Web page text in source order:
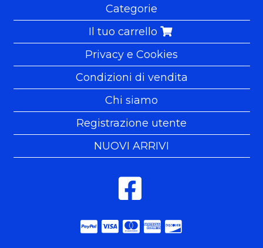
Categorie
Il tuo carrello
Privacy e Cookies
Condizioni di vendita
Chi siamo
Registrazione utente
NUOVI ARRIVI